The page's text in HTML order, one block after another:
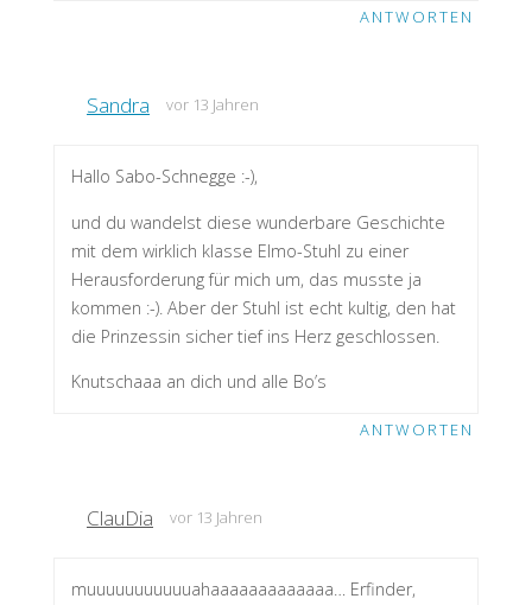
ANTWORTEN
Sandra vor 13 Jahren
Hallo Sabo-Schnegge :-),
und du wandelst diese wunderbare Geschichte
mit dem wirklich klasse Elmo-Stuhl zu einer
Herausforderung für mich um, das musste ja
kommen :-). Aber der Stuhl ist echt kultig, den hat
die Prinzessin sicher tief ins Herz geschlossen.
Knutschaaa an dich und alle Bo’s
ANTWORTEN
ClauDia vor 13 Jahren
muuuuuuuuuuuahaaaaaaaaaaaaa… Erfinder,